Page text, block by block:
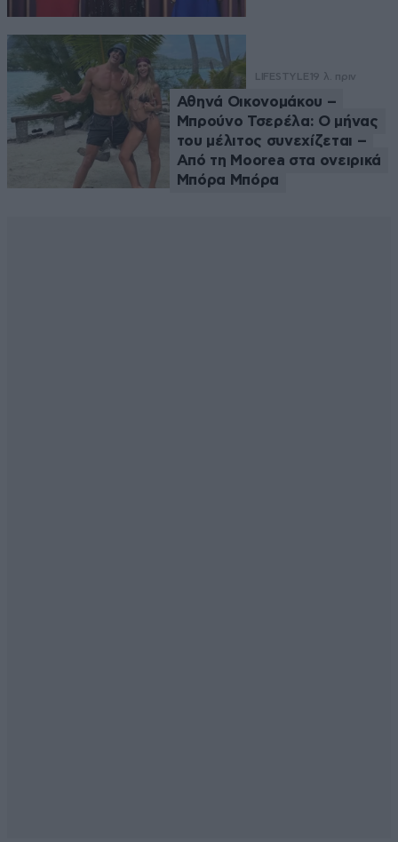
LIFESTYLE 19 λ. πριν
Αθηνά Οικονομάκου –
Μπρούνο Τσερέλα: Ο μήνας
του μέλιτος συνεχίζεται –
Από τη Moorea στα ονειρικά
Μπόρα Μπόρα